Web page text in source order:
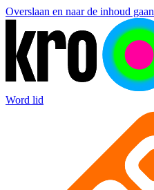
Overslaan en naar de inhoud gaan
Word lid